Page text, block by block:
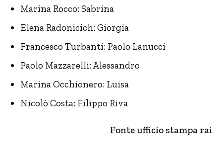
Marina Rocco: Sabrina
Elena Radonicich: Giorgia
Francesco Turbanti: Paolo Lanucci
Paolo Mazzarelli: Alessandro
Marina Occhionero: Luisa
Nicolò Costa: Filippo Riva
Fonte ufficio stampa rai